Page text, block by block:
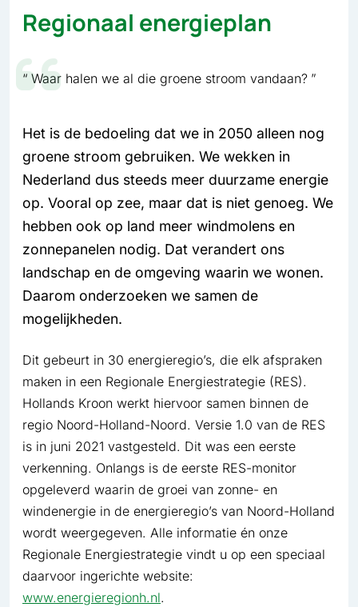
Regionaal energie­plan
Waar halen we al die groene stroom vandaan?
Het is de bedoeling dat we in 2050 alleen nog
groene stroom gebruiken. We wekken in
Nederland dus steeds meer duur­zame energie
op. Vooral op zee, maar dat is niet genoeg. We
hebben ook op land meer windmolens en
zonnepanelen nodig. Dat verandert ons
landschap en de omgeving waarin we wonen.
Daarom onderzoeken we samen de
mogelijkheden.
Dit gebeurt in 30 energieregio’s, die elk afspraken
maken in een Regionale Energiestrategie (RES).
Hollands Kroon werkt hiervoor samen binnen de
regio Noord-Holland-Noord. Versie 1.0 van de RES
is in juni 2021 vastgesteld. Dit was een eerste
verkenning. Onlangs is de eerste RES-monitor
opgeleverd waarin de groei van zonne- en
windenergie in de energieregio’s van Noord-Holland
wordt weergegeven. Alle informatie én onze
Regionale Energiestrategie vindt u op een speciaal
daarvoor inge­richte website:
www.energieregionh.nl.